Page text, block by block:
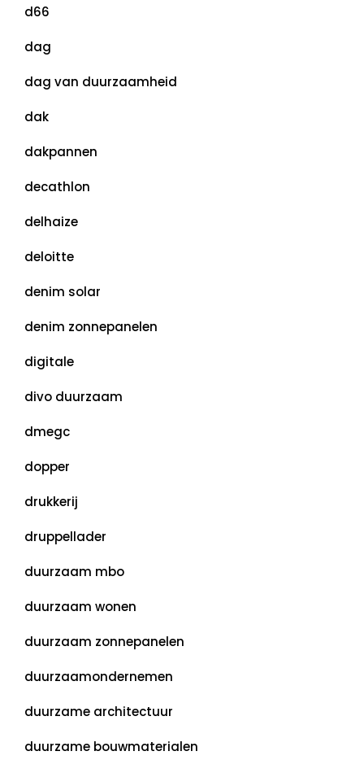
d66
dag
dag van duurzaamheid
dak
dakpannen
decathlon
delhaize
deloitte
denim solar
denim zonnepanelen
digitale
divo duurzaam
dmegc
dopper
drukkerij
druppellader
duurzaam mbo
duurzaam wonen
duurzaam zonnepanelen
duurzaamondernemen
duurzame architectuur
duurzame bouwmaterialen